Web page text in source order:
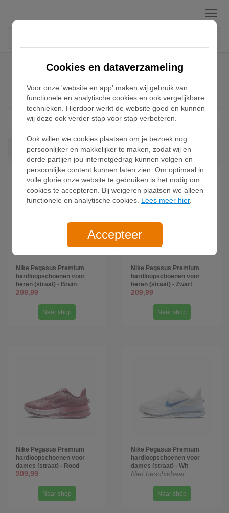
Menu
Home Nike Pegasus Premium Sneakers
Nike Pegasus Premium Sneakers
Filter 1
Pegasus Premium Wis alles
Nike Pegasus Premium
hardloopschoenen voor
heren (straat) - Bruin
209,99
Naar shop
Nike Pegasus Premium
hardloopschoenen voor
heren (straat) - Zwart
209,99
Naar shop
Nike Pegasus Premium
hardloopschoenen voor
dames (straat) - Rood
209,99
Naar shop
Nike Pegasus Premium
hardloopschoenen voor
dames (straat) - Wit
Niet beschikbaar
Naar shop
Cookies en dataverzameling
Voor onze 'website en app' maken wij gebruik van
functionele en analytische cookies en ook vergelijkbare
technieken. Hierdoor werkt de website goed en kunnen
wij deze ook verder stap voor stap verbeteren.
Ook willen we cookies plaatsen om je bezoek nog
persoonlijker en makkelijker te maken, zodat wij en
derde partijen jou internetgedrag kunnen volgen en
persoonlijke content kunnen laten zien. Om optimaal in
volle glorie onze website te gebruiken is het nodig om
cookies te accepteren. Bij weigeren plaatsen we alleen
functionele en analytische cookies. Lees meer hier.
Accepteer